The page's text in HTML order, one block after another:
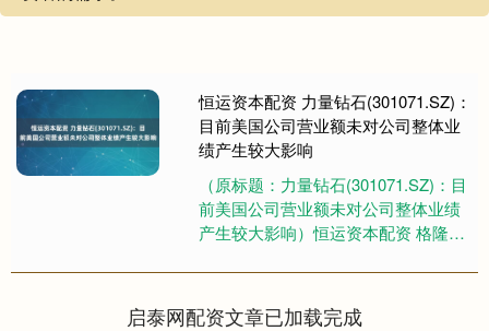
恒运资本配资 力量钻石(301071.SZ)：
目前美国公司营业额未对公司整体业
绩产生较大影响
（原标题：力量钻石(301071.SZ)：目
前美国公司营业额未对公司整体业绩
产生较大影响）恒运资本配资 格隆汇
动平....
启泰网配资文章已加载完成